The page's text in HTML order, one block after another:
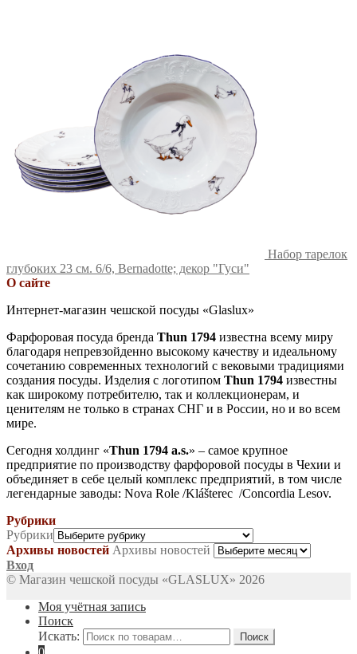
Набор тарелок
глубоких 23 см. 6/6, Bernadotte; декор "Гуси"
О сайте
Интернет-магазин чешской посуды «Glaslux»
Фарфоровая посуда бренда Thun 1794 известна всему миру
благодаря непревзойденно высокому качеству и идеальному
сочетанию современных технологий с вековыми традициями
создания посуды. Изделия с логотипом Thun 1794 известны
как широкому потребителю, так и коллекционерам, и
ценителям не только в странах СНГ и в России, но и во всем
мире.
Сегодня холдинг «Thun 1794 a.s.» – самое крупное
предприятие по производству фарфоровой посуды в Чехии и
объединяет в себе целый комплекс предприятий, в том числе
легендарные заводы: Nova Role /Klášterec /Concordia Lesov.
Рубрики
Рубрики
Архивы новостей Архивы новостей
Вход
© Магазин чешской посуды «GLASLUX» 2026
Моя учётная запись
Поиск
Искать:
Поиск